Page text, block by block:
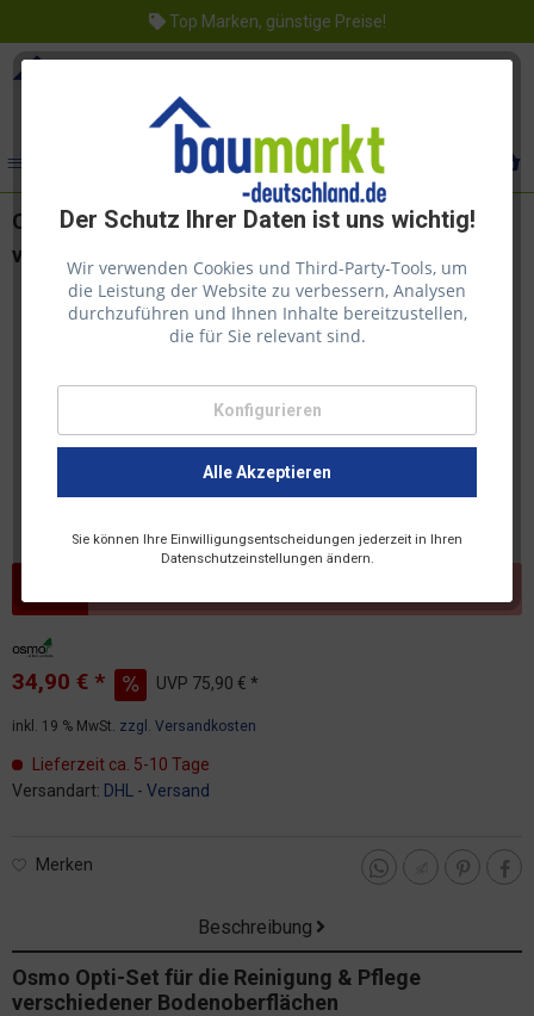
Top Marken, günstige Preise!
Der Schutz Ihrer Daten ist uns wichtig!
Wir verwenden Cookies und Third-Party-Tools, um
die Leistung der Website zu verbessern, Analysen
durchzuführen und Ihnen Inhalte bereitzustellen,
die für Sie relevant sind.
Konfigurieren
Alle Akzeptieren
Sie können Ihre Einwilligungsentscheidungen jederzeit in Ihren
Datenschutzeinstellungen ändern.
Osmo Opti-Set für die Reinigung & Pflege
verschiedener Bodenoberflächen
34,90 € * UVP 75,90 € *
inkl. 19 % MwSt. zzgl. Versandkosten
Lieferzeit ca. 5-10 Tage
Versandart: DHL - Versand
Merken
Beschreibung
Osmo Opti-Set für die Reinigung & Pflege
verschiedener Bodenoberflächen